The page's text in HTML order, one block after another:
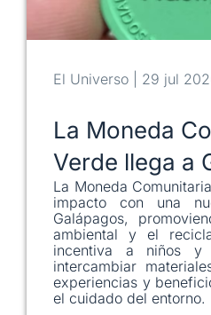
La Moneda
Verde llega a
La Moneda
impacto con una
Galápagos,
ambiental y el
incentiva a niños y
intercambiar
experiencias y
el cuidado del entorno.
El Universo | 29 jul